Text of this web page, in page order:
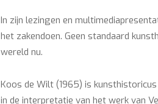
In zijn lezingen en
het zakendoen. Geen standaard
wereld nu.
Koos de Wilt (1965) is
in de interpretatie van het werk van